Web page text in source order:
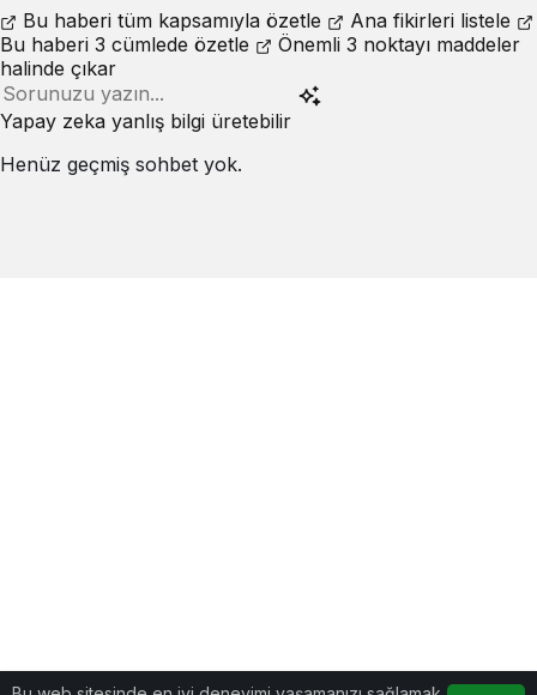
Bu haberi tüm kapsamıyla özetle
Ana fikirleri listele
Bu haberi 3 cümlede özetle
Önemli 3 noktayı maddeler
halinde çıkar
Yapay zeka yanlış bilgi üretebilir
Henüz geçmiş sohbet yok.